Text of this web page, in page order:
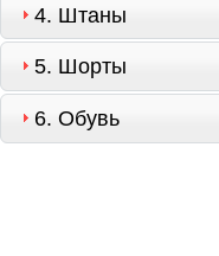
4. Штаны
5. Шорты
6.Обувь